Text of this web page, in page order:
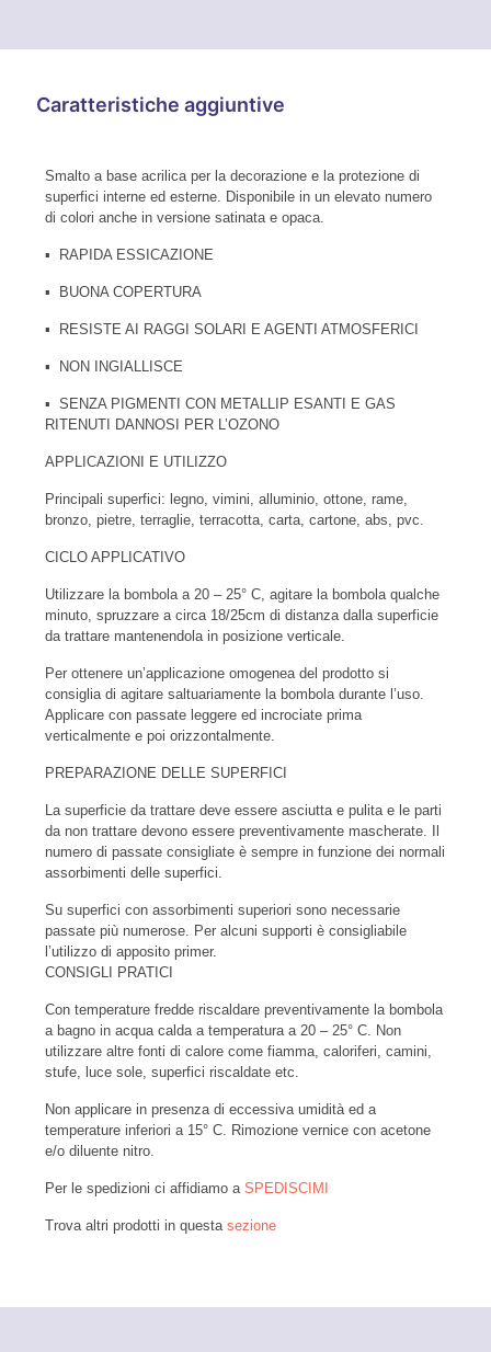
Caratteristiche aggiuntive
Smalto a base acrilica per la decorazione e la protezione di
superfici interne ed esterne. Disponibile in un elevato numero
di colori anche in versione satinata e opaca.
▪ RAPIDA ESSICAZIONE
▪ BUONA COPERTURA
▪ RESISTE AI RAGGI SOLARI E AGENTI ATMOSFERICI
▪ NON INGIALLISCE
▪ SENZA PIGMENTI CON METALLIP ESANTI E GAS
RITENUTI DANNOSI PER L’OZONO
APPLICAZIONI E UTILIZZO
Principali superfici: legno, vimini, alluminio, ottone, rame,
bronzo, pietre, terraglie, terracotta, carta, cartone, abs, pvc.
CICLO APPLICATIVO
Utilizzare la bombola a 20 – 25° C, agitare la bombola qualche
minuto, spruzzare a circa 18/25cm di distanza dalla superficie
da trattare mantenendola in posizione verticale.
Per ottenere un’applicazione omogenea del prodotto si
consiglia di agitare saltuariamente la bombola durante l’uso.
Applicare con passate leggere ed incrociate prima
verticalmente e poi orizzontalmente.
PREPARAZIONE DELLE SUPERFICI
La superficie da trattare deve essere asciutta e pulita e le parti
da non trattare devono essere preventivamente mascherate. Il
numero di passate consigliate è sempre in funzione dei normali
assorbimenti delle superfici.
Su superfici con assorbimenti superiori sono necessarie
passate più numerose. Per alcuni supporti è consigliabile
l’utilizzo di apposito primer.
CONSIGLI PRATICI
Con temperature fredde riscaldare preventivamente la bombola
a bagno in acqua calda a temperatura a 20 – 25° C. Non
utilizzare altre fonti di calore come fiamma, caloriferi, camini,
stufe, luce sole, superfici riscaldate etc.
Non applicare in presenza di eccessiva umidità ed a
temperature inferiori a 15° C. Rimozione vernice con acetone
e/o diluente nitro.
Per le spedizioni ci affidiamo a SPEDISCIMI
Trova altri prodotti in questa sezione